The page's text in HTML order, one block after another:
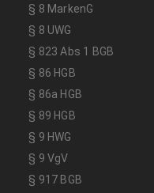
§ 8 MarkenG
§ 8 UWG
§ 823 Abs 1 BGB
§ 86 HGB
§ 86a HGB
§ 89 HGB
§ 9 HWG
§ 9 VgV
§ 917 BGB